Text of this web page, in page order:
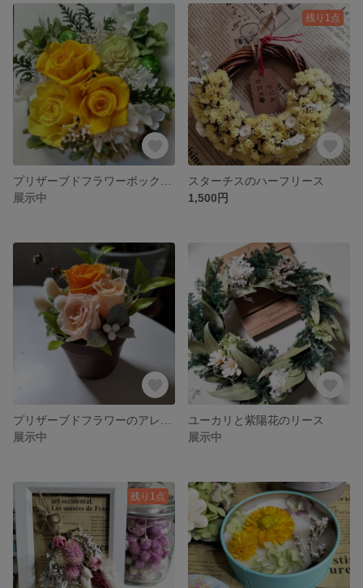
展示中
残り1点
スターチスのハーフリース
1,500円
展示中
ユーカリと紫陽花のリース
展示中
残り1点